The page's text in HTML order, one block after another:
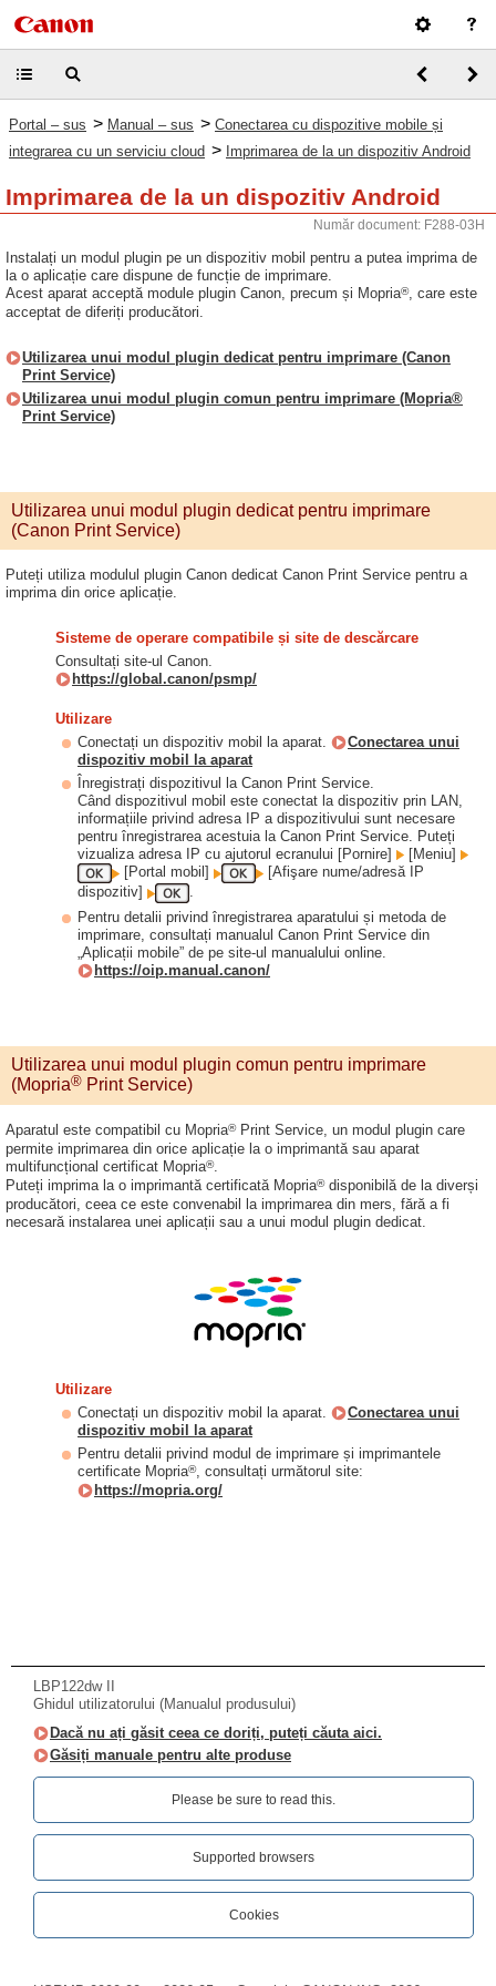
Portal – sus > Manual – sus > Conectarea cu dispozitive mobile și
integrarea cu un serviciu cloud > Imprimarea de la un dispozitiv Android
Imprimarea de la un dispozitiv Android
Număr document: F288-03H
Instalați un modul plugin pe un dispozitiv mobil pentru a putea imprima de
la o aplicație care dispune de funcție de imprimare.
Acest aparat acceptă module plugin Canon, precum și Mopria®, care este
acceptat de diferiți producători.
Utilizarea unui modul plugin dedicat pentru imprimare (Canon
Print Service)
Utilizarea unui modul plugin comun pentru imprimare (Mopria®
Print Service)
Utilizarea unui modul plugin dedicat pentru imprimare
(Canon Print Service)
Puteți utiliza modulul plugin Canon dedicat Canon Print Service pentru a
imprima din orice aplicație.
Sisteme de operare compatibile și site de descărcare
Consultați site-ul Canon.
https://global.canon/psmp/
Utilizare
Conectați un dispozitiv mobil la aparat.
Conectarea unui
dispozitiv mobil la aparat
Înregistrați dispozitivul la Canon Print Service.
Când dispozitivul mobil este conectat la dispozitiv prin LAN,
informațiile privind adresa IP a dispozitivului sunt necesare
pentru înregistrarea acestuia la Canon Print Service. Puteți
vizualiza adresa IP cu ajutorul ecranului [Pornire]
[Meniu]
[Portal mobil]
[Afişare nume/adresă IP
dispozitiv]
.
Pentru detalii privind înregistrarea aparatului și metoda de
imprimare, consultați manualul Canon Print Service din
„Aplicații mobile” de pe site-ul manualului online.
https://oip.manual.canon/
Utilizarea unui modul plugin comun pentru imprimare
(Mopria® Print Service)
Aparatul este compatibil cu Mopria®Print Service, un modul plugin care
permite imprimarea din orice aplicație la o imprimantă sau aparat
multifuncțional certificat Mopria®.
Puteți imprima la o imprimantă certificată Mopria®disponibilă de la diverși
producători, ceea ce este convenabil la imprimarea din mers, fără a fi
necesară instalarea unei aplicații sau a unui modul plugin dedicat.
Utilizare
Conectați un dispozitiv mobil la aparat.
Conectarea unui
dispozitiv mobil la aparat
Pentru detalii privind modul de imprimare și imprimantele
certificate Mopria®, consultați următorul site:
https://mopria.org/
LBP122dw II
Ghidul utilizatorului (Manualul produsului)
Dacă nu ați găsit ceea ce doriți, puteți căuta aici.
Găsiți manuale pentru alte produse
Please be sure to read this.‎
Supported browsers
Cookies